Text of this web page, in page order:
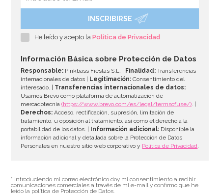
Inflador Globos de Látex
AÑADIR
INSCRIBIRSE
He leído y acepto laPolítica de Privacidad
Información Básica sobre Protección de Datos
Responsable: Pinkbass Fiestas S.L. | Finalidad: Transferencias
internacionales de datos |
Legitimación: Consentimiento del
interesado. | Transferencias internacionales de datos:
Usamos Brevo como plataforma de automatización de
mercadotecnia(https://www.brevo.com/es/legal/termsofuse/). |
Derechos: Acceso, rectificación, supresión, limitación de
tratamiento, u oposición al tratamiento, así como el derecho a la
portabilidad de los datos. |
Información adicional: Disponible la
información adicional y detallada sobre la Protección de Datos
Personales en nuestro sitio web corporativo y Política de Privacidad.
* Introduciendo mi correo electrónico doy mi consentimiento a recibir
comunicaciones comerciales a través de mi e-mail y confirmo que he
leído la política de Protección de Datos.